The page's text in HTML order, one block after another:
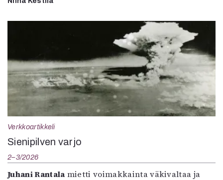
Verkkoartikkeli
Sienipilven varjo
2–3/2026
Juhani Rantala mietti voimakkainta väkivaltaa ja